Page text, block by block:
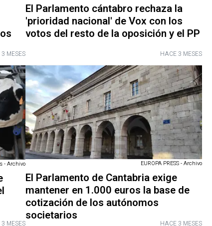
MESES
El Parlamento cántabro rechaza la
'prioridad nacional' de Vox con los
votos del resto de la oposición y el PP
HACE 3 MESES
- Archivo
MESES
EUROPA PRESS - Archivo
El Parlamento de Cantabria exige
mantener en 1.000 euros la base de
cotización de los autónomos
societarios
HACE 3 MESES